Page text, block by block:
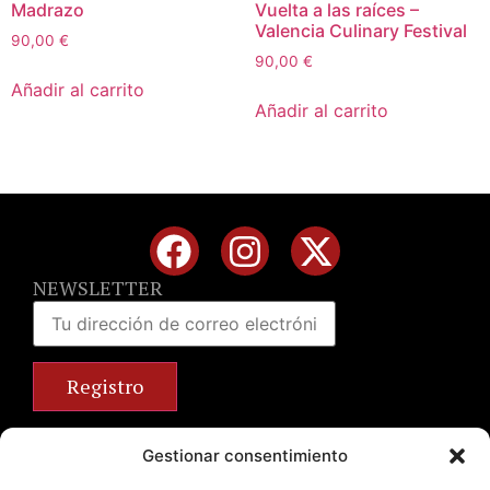
Gestionar consentimiento
Madrazo
90,00 €
Añadir al carrito
Vuelta a las raíces –
Valencia Culinary Festival
90,00 €
Añadir al carrito
NEWSLETTER
+34 963 672 314